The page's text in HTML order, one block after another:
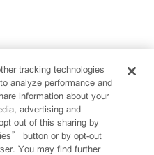
tracking technologies
analyze performance and
information about your
advertising and
out of this sharing by
button or by opt-out
You may find further